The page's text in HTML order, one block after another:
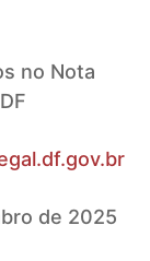
no Nota
de 2025